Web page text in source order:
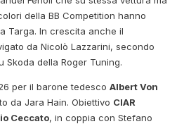
della BB Competition hanno
Targa. In crescita anche il
da Nicolò Lazzarini, secondo
della Roger Tuning.
per il barone tedescoAlbert Von
da Jara Hain. Obiettivo CIAR
Ceccato, in coppia con Stefano